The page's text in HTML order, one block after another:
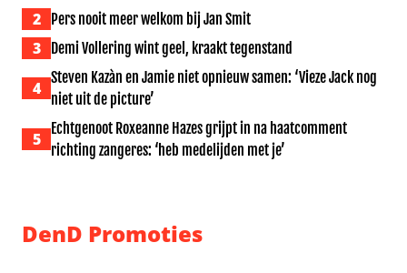
2 Pers nooit meer welkom bij Jan Smit
3 Demi Vollering wint geel, kraakt tegenstand
4
Steven Kazàn en Jamie niet opnieuw samen: ‘Vieze Jack nog
niet uit de picture’
5
Echtgenoot Roxeanne Hazes grijpt in na haatcomment
richting zangeres: ‘heb medelijden met je’
DenD Promoties